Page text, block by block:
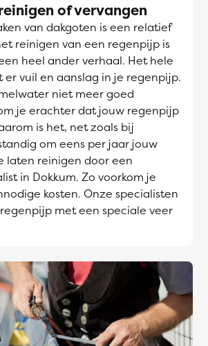
of vervangen
van dakgoten is een relatief
reinigen van een regenpijp is
heel ander verhaal. Het hele
er vuil en aanslag in je regenpijp.
niet meer goed
je erachter dat jouw regenpijp
is het, net zoals bij
om eens per jaar jouw
laten reinigen door een
in Dokkum. Zo voorkom je
kosten. Onze specialisten
met een speciale veer